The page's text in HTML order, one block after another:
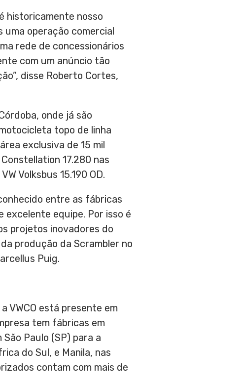
historicamente nosso
operação comercial
rede de concessionários
com um anúncio tão
disse Roberto Cortes,
onde já são
topo de linha
exclusiva de 15 mil
17.280 nas
Volksbus 15.190 OD.
entre as fábricas
excelente equipe. Por isso é
projetos inovadores do
produção da Scrambler no
Puig.
VWCO está presente em
tem fábricas em
Paulo (SP) para a
do Sul, e Manila, nas
contam com mais de